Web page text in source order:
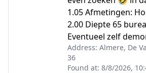
1.05 Afmetingen:
2.00 Diepte 65
Eventueel zelf
Address: Almere, De
36
Found at: 8/8/2026,